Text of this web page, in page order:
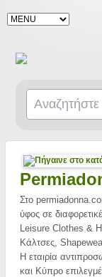
Στο
ύφος σε
Leisure Clothes &
Κάλτσες,
H εταιρία
και Κύπρο